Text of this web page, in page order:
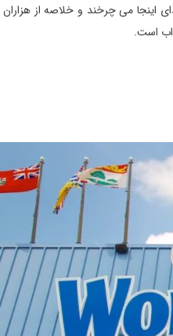
اینجا می چرخند و خلاصه از
است.